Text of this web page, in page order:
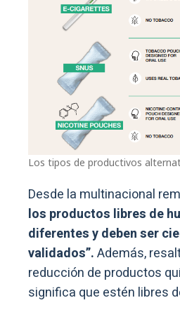
Los tipos de productivos
Desde la multinacional
los productos libres de
diferentes y deben ser
validados”.Además,
reducción de productos
significa que estén libres